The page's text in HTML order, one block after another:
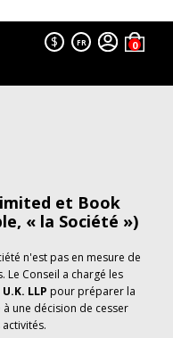
$ FR
et Book
« la Société »)
n'est pas en mesure de
Conseil a chargé les
LLP pour préparer la
une décision de cesser